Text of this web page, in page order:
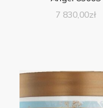
7 830,00zł